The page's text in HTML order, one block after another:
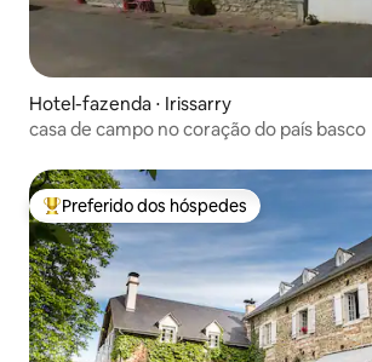
Hotel-fazenda ⋅ Irissarry
casa de campo no coração do país basco
Entre os melhores preferidos dos hóspedes
Preferido dos hóspedes